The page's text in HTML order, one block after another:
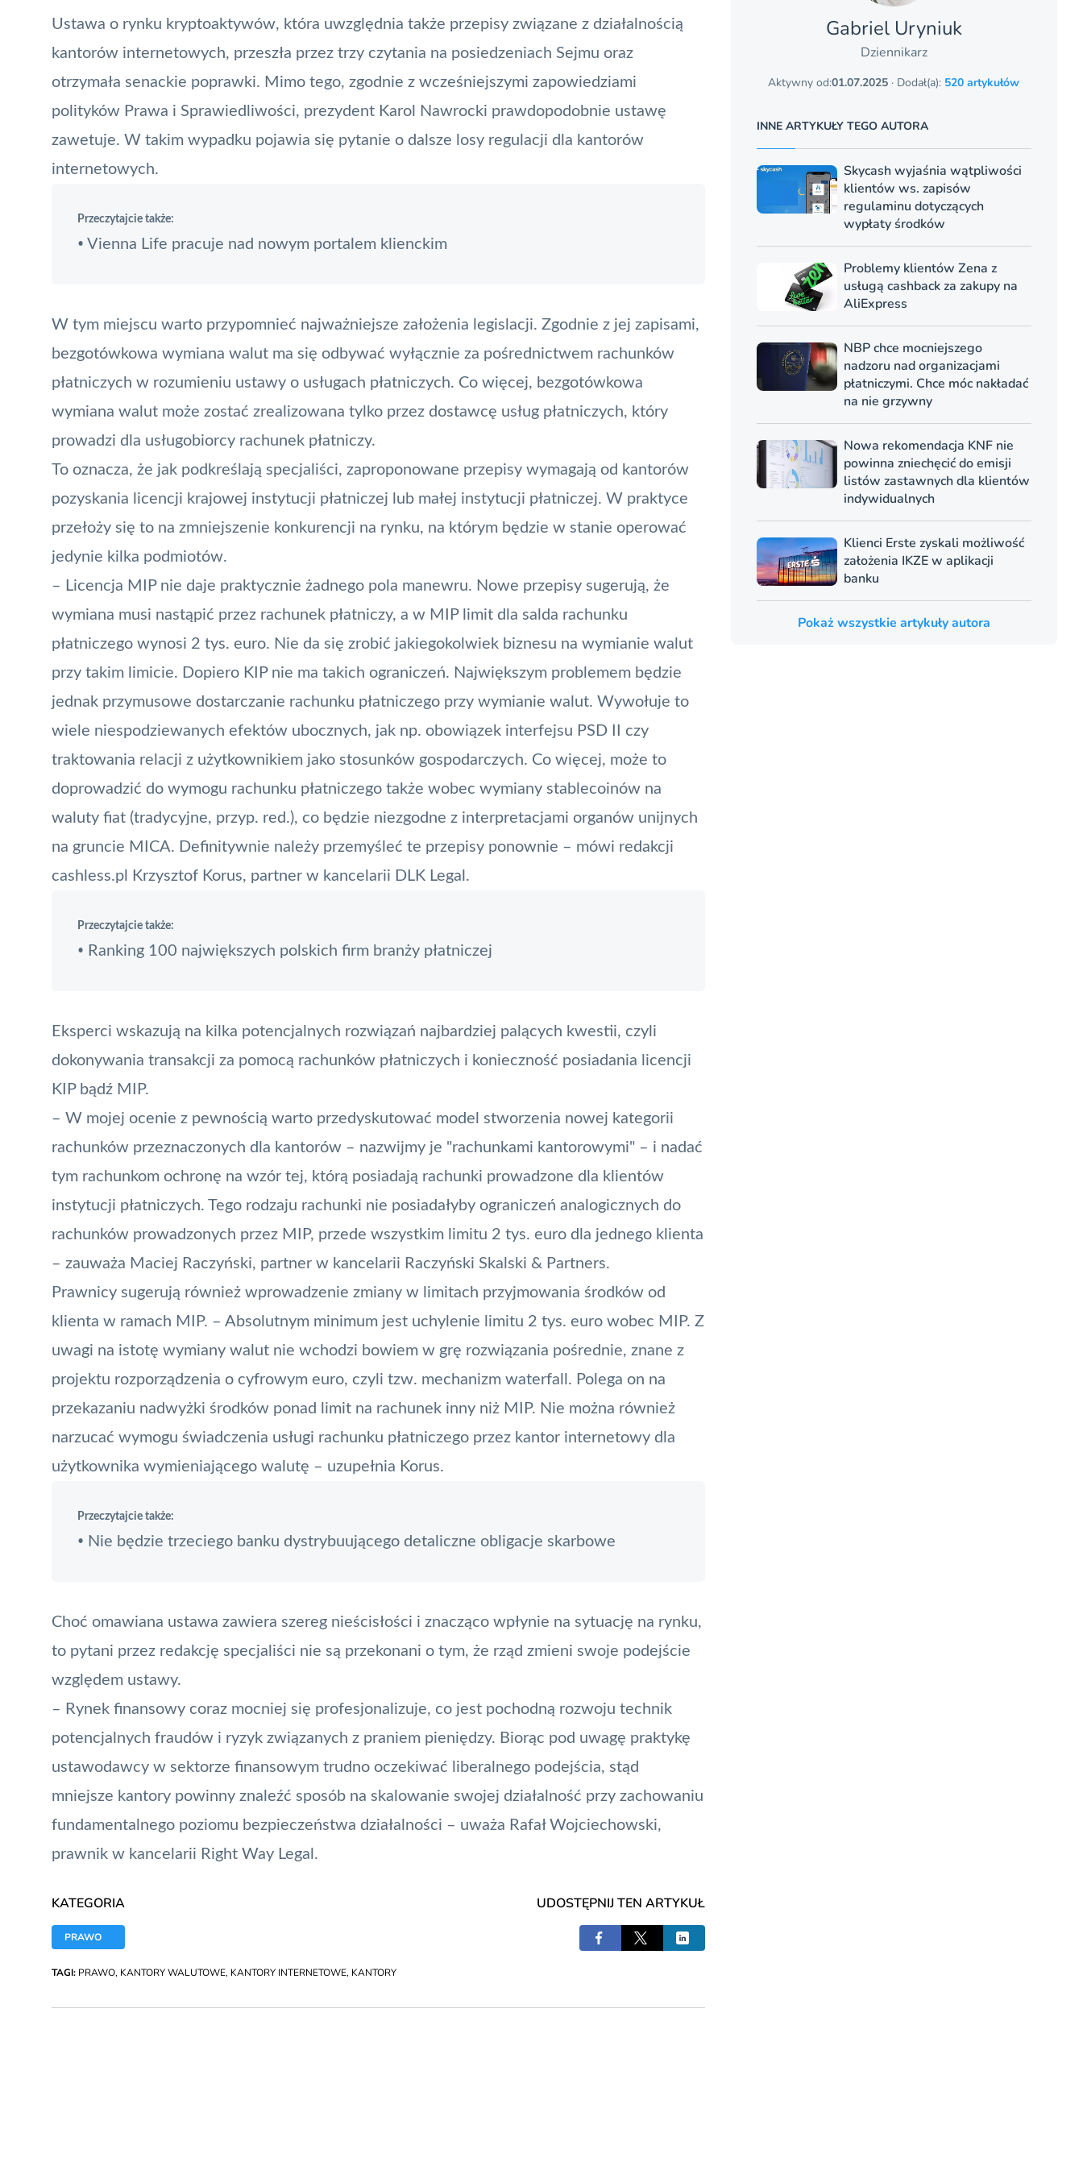
Ustawa o rynku kryptoaktywów, która uwzględnia także przepisy związane z działalnością
kantorów internetowych, przeszła przez trzy czytania na posiedzeniach Sejmu oraz
otrzymała senackie poprawki. Mimo tego, zgodnie z wcześniejszymi zapowiedziami
polityków Prawa i Sprawiedliwości, prezydent Karol Nawrocki prawdopodobnie ustawę
zawetuje. W takim wypadku pojawia się pytanie o dalsze losy regulacji dla kantorów
internetowych.
Przeczytajcie także:
• Vienna Life pracuje nad nowym portalem klienckim
W tym miejscu warto przypomnieć najważniejsze założenia legislacji. Zgodnie z jej zapisami,
bezgotówkowa wymiana walut ma się odbywać wyłącznie za pośrednictwem rachunków
płatniczych w rozumieniu ustawy o usługach płatniczych. Co więcej, bezgotówkowa
wymiana walut może zostać zrealizowana tylko przez dostawcę usług płatniczych, który
prowadzi dla usługobiorcy rachunek płatniczy.
To oznacza, że jak podkreślają specjaliści, zaproponowane przepisy wymagają od kantorów
pozyskania licencji krajowej instytucji płatniczej lub małej instytucji płatniczej. W praktyce
przełoży się to na zmniejszenie konkurencji na rynku, na którym będzie w stanie operować
jedynie kilka podmiotów.
– Licencja MIP nie daje praktycznie żadnego pola manewru. Nowe przepisy sugerują, że
wymiana musi nastąpić przez rachunek płatniczy, a w MIP limit dla salda rachunku
płatniczego wynosi 2 tys. euro. Nie da się zrobić jakiegokolwiek biznesu na wymianie walut
przy takim limicie. Dopiero KIPnie ma takich ograniczeń. Największym problemem będzie
jednak przymusowe dostarczanie rachunku płatniczego przy wymianie walut. Wywołuje to
wiele niespodziewanych efektów ubocznych, jak np. obowiązek interfejsu PSD II
czy
traktowania relacji z użytkownikiem jako stosunków gospodarczych. Co więcej, może to
doprowadzić do wymogu rachunku płatniczego także wobec wymiany stablecoinów na
waluty fiat (tradycyjne, przyp. red.), co będzie niezgodne z interpretacjami organów unijnych
na gruncie MICA. Definitywnie należy przemyśleć te przepisy ponownie – mówi redakcji
cashless.pl Krzysztof Korus, partner w kancelarii DLK Legal.
Przeczytajcie także:
• Ranking 100 największych polskich firm branży płatniczej
Eksperci wskazują na kilka potencjalnych rozwiązań najbardziej palących kwestii, czyli
dokonywania transakcji za pomocą rachunków płatniczych i konieczność posiadania licencji
KIP bądź MIP.
– W mojej ocenie z pewnością warto przedyskutować model stworzenia nowej kategorii
rachunków przeznaczonych dla kantorów – nazwijmy je "rachunkami kantorowymi" – i nadać
tym rachunkom ochronę na wzór tej, którą posiadają rachunki prowadzone dla klientów
instytucji płatniczych. Tego rodzaju rachunki nie posiadałyby ograniczeń analogicznych do
rachunków prowadzonych przez MIP, przede wszystkim limitu 2 tys. euro dla jednego klienta
– zauważa Maciej Raczyński, partner w kancelarii Raczyński Skalski & Partners.
Prawnicy sugerują również wprowadzenie zmiany w limitach przyjmowania środków od
klienta w ramach MIP. – Absolutnym minimum jest uchylenie limitu 2 tys. euro wobec MIP. Z
uwagi na istotę wymiany walut nie wchodzi bowiem w grę rozwiązania pośrednie, znane z
projektu rozporządzenia o cyfrowym euro, czyli tzw. mechanizm waterfall. Polega on na
przekazaniu nadwyżki środków ponad limit na rachunek inny niż MIP. Nie można również
narzucać wymogu świadczenia usługi rachunku płatniczego przez kantor internetowy dla
użytkownika wymieniającego walutę – uzupełnia Korus.
Przeczytajcie także:
• Nie będzie trzeciego banku dystrybuującego detaliczne obligacje skarbowe
Choć omawiana ustawa zawiera szereg nieścisłości i znacząco wpłynie na sytuację na rynku,
to pytani przez redakcję specjaliści nie są przekonani o tym, że rząd zmieni swoje podejście
względem ustawy.
– Rynek finansowy coraz mocniej się profesjonalizuje, co jest pochodną rozwoju technik
potencjalnych fraudów i ryzyk związanych z praniem pieniędzy. Biorąc pod uwagę praktykę
ustawodawcy w sektorze finansowym trudno oczekiwać liberalnego podejścia, stąd
mniejsze kantory powinny znaleźć sposób na skalowanie swojej działalność przy zachowaniu
fundamentalnego poziomu bezpieczeństwa działalności – uważa Rafał Wojciechowski,
prawnik w kancelarii Right Way Legal.
KATEGORIA
PRAWO
UDOSTĘPNIJ TEN ARTYKUŁ
TAGI: PRAWO, KANTORY WALUTOWE, KANTORY INTERNETOWE, KANTORY
Gabriel Uryniuk
Dziennikarz
Aktywny od:01.07.2025 · Dodał(a): 520 artykułów
INNE ARTYKUŁY TEGO AUTORA
Skycash wyjaśnia wątpliwości
klientów ws. zapisów
regulaminu dotyczących
wypłaty środków
Problemy klientów Zena z
usługą cashback za zakupy na
AliExpress
NBP chce mocniejszego
nadzoru nad organizacjami
płatniczymi. Chce móc nakładać
na nie grzywny
Nowa rekomendacja KNF nie
powinna zniechęcić do emisji
listów zastawnych dla klientów
indywidualnych
Klienci Erste zyskali możliwość
założenia IKZE w aplikacji
banku
Pokaż wszystkie artykuły autora